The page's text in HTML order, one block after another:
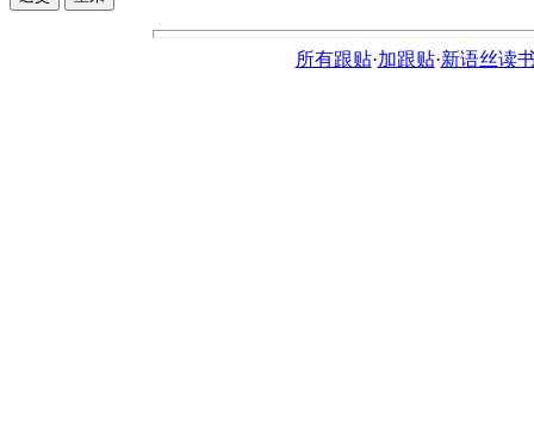
所有跟贴·加跟贴·新语丝读